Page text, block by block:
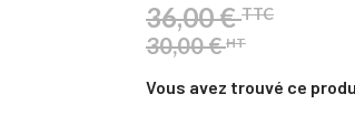
36,00 €TTC
30,00 €HT
Vous avez trouvé ce